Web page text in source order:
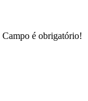
Campo é obrigatório!